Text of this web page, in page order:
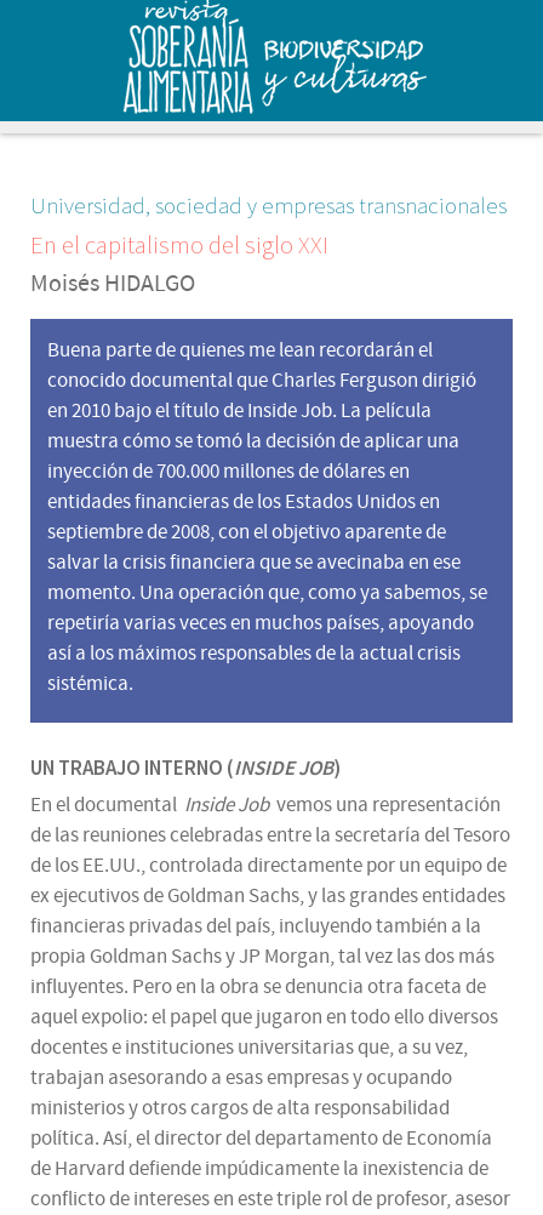
Universidad, sociedad y empresas transnacionales
En el capitalismo del siglo XXI
Moisés HIDALGO
Buena parte de quienes me lean recordarán el
conocido documental que Charles Ferguson dirigió
en 2010 bajo el título de Inside Job. La película
muestra cómo se tomó la decisión de aplicar una
inyección de 700.000 millones de dólares en
entidades financieras de los Estados Unidos en
septiembre de 2008, con el objetivo aparente de
salvar la crisis financiera que se avecinaba en ese
momento. Una operación que, como ya sabemos, se
repetiría varias veces en muchos países, apoyando
así a los máximos responsables de la actual crisis
sistémica.
UN TRABAJO INTERNO (INSIDE JOB)
En el documental Inside Job vemos una representación
de las reuniones celebradas entre la secretaría del Tesoro
de los EE.UU., controlada directamente por un equipo de
ex ejecutivos de Goldman Sachs, y las grandes entidades
financieras privadas del país, incluyendo también a la
propia Goldman Sachs y JP Morgan, tal vez las dos más
influyentes. Pero en la obra se denuncia otra faceta de
aquel expolio: el papel que jugaron en todo ello diversos
docentes e instituciones universitarias que, a su vez,
trabajan asesorando a esas empresas y ocupando
ministerios y otros cargos de alta responsabilidad
política. Así, el director del departamento de Economía
de Harvard defiende impúdicamente la inexistencia de
conflicto de intereses en este triple rol de profesor, asesor